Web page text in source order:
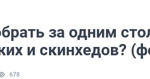
за одним
и скинхедов?
678